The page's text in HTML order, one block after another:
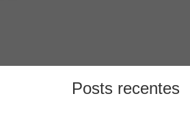
Posts recentes